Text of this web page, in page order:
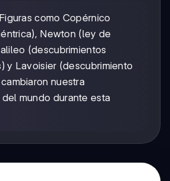
Figuras como Copérnico
Newton (ley de
(descubrimientos
y Lavoisier (descubrimiento
nuestra
mundo durante esta